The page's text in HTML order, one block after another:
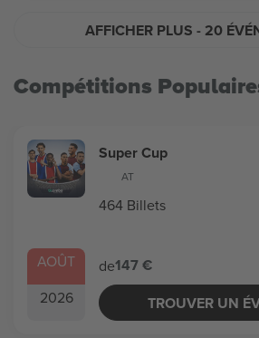
AFFICHER PLUS - 20
Compétitions
AOÛT
2026
Super Cup
AT
464 Billets
de147 €
TROUVER UN